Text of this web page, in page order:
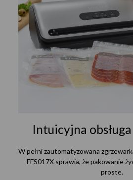
Intuicyjna
W pełni zautomatyzowana
FFS017X sprawia, że pakowanie
proste.